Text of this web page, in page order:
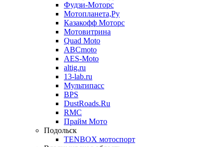
Фудзи-Моторс
Мотопланета,Ру
Казакофф Моторс
Мотовитрина
Quad Moto
ABCmoto
AES-Moto
altig.ru
13-lab.ru
Мультипасс
BPS
DustRoads.Ru
RMC
Прайм Мото
Подольск
TENBOX мотоспорт